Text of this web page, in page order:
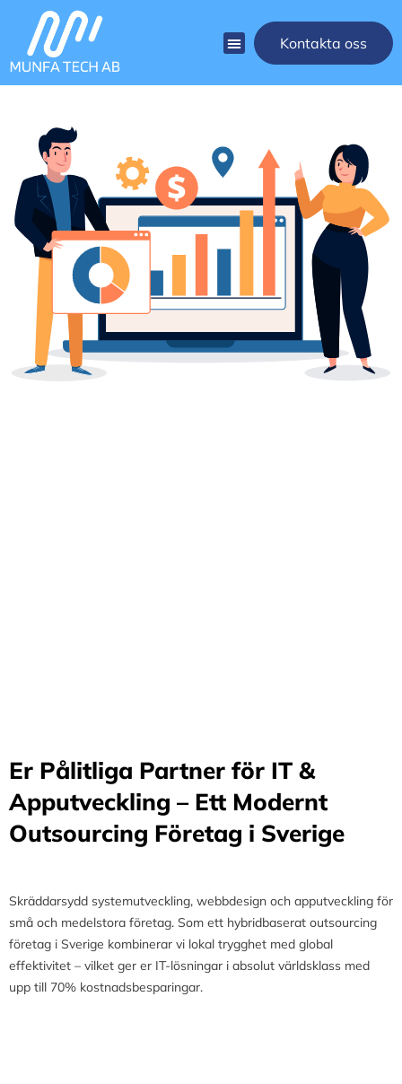
Kontakta oss
Er Pålitliga Partner för IT &
Apputveckling – Ett Modernt
Outsourcing Företag i Sverige
Skräddarsydd systemutveckling, webbdesign och apputveckling för
små och medelstora företag. Som ett hybridbaserat outsourcing
företag i Sverige kombinerar vi lokal trygghet med global
effektivitet – vilket ger er IT-lösningar i absolut världsklass med
upp till 70% kostnadsbesparingar.